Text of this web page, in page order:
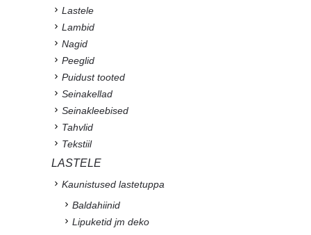
Lastele
Lambid
Nagid
Peeglid
Puidust tooted
Seinakellad
Seinakleebised
Tahvlid
Tekstiil
LASTELE
Kaunistused lastetuppa
Baldahiinid
Lipuketid jm deko